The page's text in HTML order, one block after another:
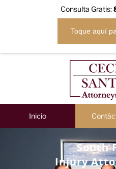
Consulta Gratis:
Toque aquí
Inicio
South
Injury